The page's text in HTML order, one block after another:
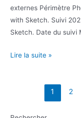
externes Périmètre
with Sketch. Suivi
Sketch. Date du suivi
Lire la suite »
1 2